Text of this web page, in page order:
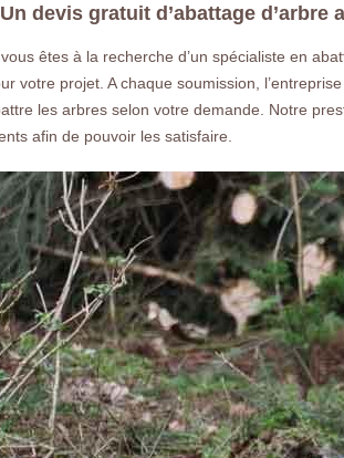
VOUS RAPPELLE GRATUITEMENT
Un devis gratuit d’abattage d’arbre
êtes à la recherche d’un spécialiste en
votre projet. A chaque soumission,
les arbres selon votre demande. Notre
afin de pouvoir les satisfaire.